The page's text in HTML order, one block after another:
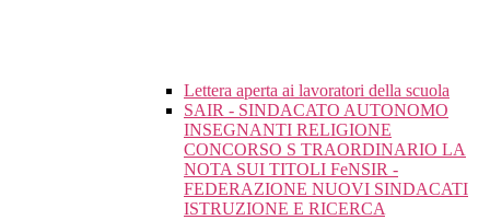
Lettera aperta ai lavoratori della scuola
SAIR - SINDACATO AUTONOMO
INSEGNANTI RELIGIONE
CONCORSO S TRAORDINARIO LA
NOTA SUI TITOLI FeNSIR -
FEDERAZIONE NUOVI SINDACATI
ISTRUZIONE E RICERCA